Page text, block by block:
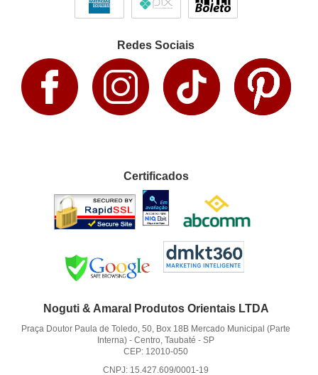
Redes Sociais
Certificados
Noguti & Amaral Produtos Orientais LTDA
Praça Doutor Paula de Toledo, 50, Box 18B Mercado Municipal (Parte
Interna) -Centro, Taubaté -SP
CEP: 12010-050
CNPJ: 15.427.609/0001-19